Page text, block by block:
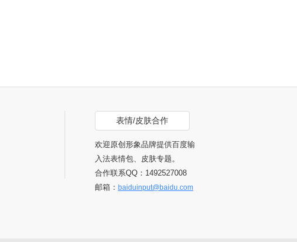
表情/皮肤合作
欢迎原创形象品牌提供百度输
入法表情包、皮肤专题。
合作联系QQ：1492527008
邮箱： baiduinput@baidu.com